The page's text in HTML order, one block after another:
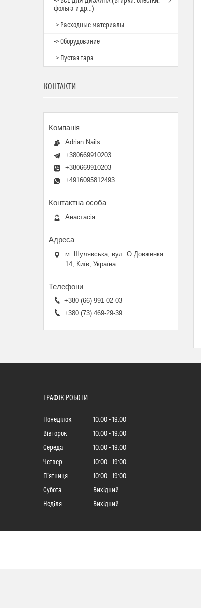
фольга и др...)
-> Расходные материалы
-> Оборудование
-> Пустая тара
КОНТАКТИ
Adrian Nails
+380669910203
+380669910203
+4916095812493
Анастасія
м. Шулявська, вул. О.Довженка
14, Київ, Україна
+380 (66) 991-02-03
+380 (73) 469-29-39
ГРАФІК РОБОТИ
Понеділок 10:00
19:00
Вівторок
10:00
19:00
Середа
10:00
19:00
Четвер
10:00
19:00
Пʼятниця
10:00
19:00
Субота
Вихідний
Неділя
Вихідний